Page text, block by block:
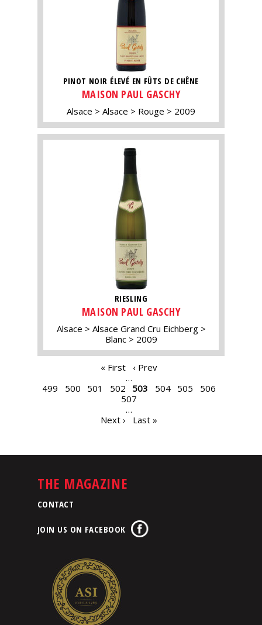
PINOT NOIR ÉLEVÉ EN FÛTS DE CHÊNE
MAISON PAUL GASCHY
Alsace Alsace Rouge 2009
RIESLING
MAISON PAUL GASCHY
Alsace
Alsace Grand Cru Eichberg
Blanc
2009
« First
‹ Prev
…
499
500 501 502 503 504 505
506
507
…
Next ›
Last »
THE MAGAZINE
CONTACT
JOIN US ON FACEBOOK